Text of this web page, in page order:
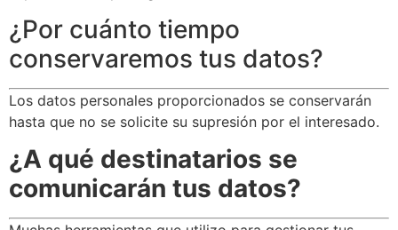
¿Por cuánto tiempo
conservaremos tus datos?
Los datos personales proporcionados se conservarán
hasta que no se solicite su supresión por el interesado.
¿A qué destinatarios se
comunicarán tus datos?